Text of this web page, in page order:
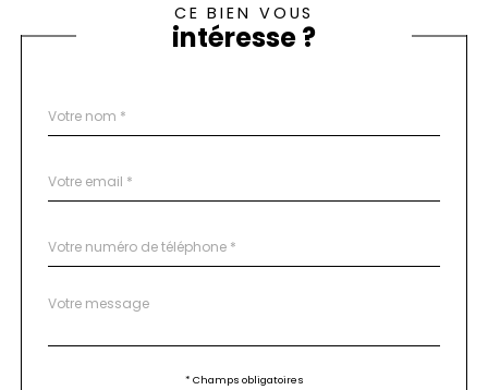
CE BIEN VOUS
intéresse ?
par
*
*
*
Fieldset
Message
*
* Champs obligatoires